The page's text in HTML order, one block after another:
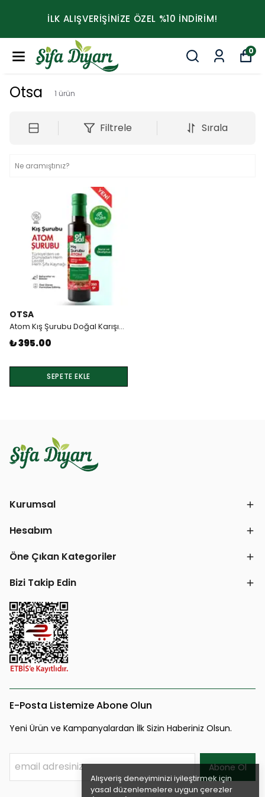
İLK ALIŞVERİŞİNİZE ÖZEL %10 İNDİRİM!
0
Alışveriş deneyiminizi iyileştirmek için
yasal düzenlemelere uygun çerezler
Otsa 1 ürün
Filtrele Sırala
OTSA
Atom Kış Şurubu Doğal Karışım 350gr Otsa
₺ 395.00
SEPETE EKLE
Kurumsal
Hesabım
Öne Çıkan Kategoriler
Bizi Takip Edin
E-Posta Listemize Abone Olun
Yeni Ürün ve Kampanyalardan İlk Sizin Haberiniz Olsun.
Abone Ol